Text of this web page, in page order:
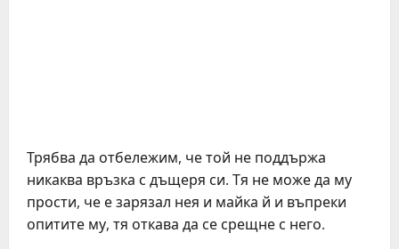
Трябва да отбележим, че той не поддържа
никаква връзка с дъщеря си. Тя не може да му
прости, че е зарязал нея и майка й и въпреки
опитите му, тя откава да се срещне с него.